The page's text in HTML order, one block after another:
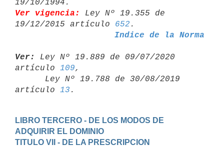
Ver vigencia:
Ley Nº 19.355 de
19/12/2015 artículo 652
Indice de la Norma
Ver:
Ley Nº 19.889 de 09/07/2020
artículo 109,
artículo 13
LIBRO TERCERO - DE LOS MODOS DE
ADQUIRIR EL DOMINIO
TITULO VII - DE LA PRESCRIPCION